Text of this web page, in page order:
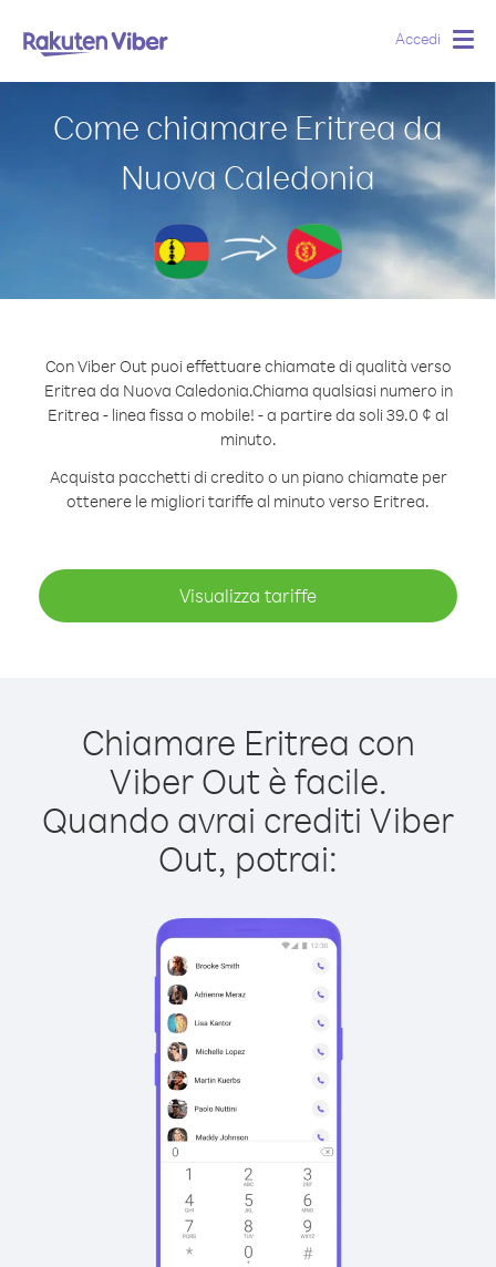
Accedi
Come chiamare Eritrea da
Nuova Caledonia
Con Viber Out puoi effettuare chiamate di qualità verso
Eritrea da Nuova Caledonia.Chiama qualsiasi numero in
Eritrea - linea fissa o mobile! - a partire da soli 39.0 ¢ al
minuto.
Acquista pacchetti di credito o un piano chiamate per
ottenere le migliori tariffe al minuto verso Eritrea.
Visualizza tariffe
Chiamare Eritrea con
Viber Out è facile.
Quando avrai crediti Viber
Out, potrai: